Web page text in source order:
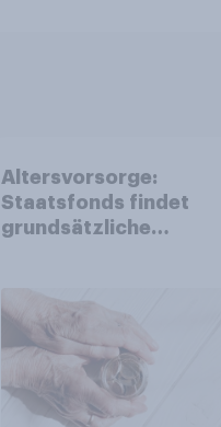
Altersvorsorge:
Staatsfonds findet
grundsätzliche
entscheiden über die
Akzeptanz